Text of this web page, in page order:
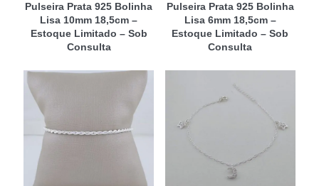
Pulseira Prata 925 Bolinha
Lisa 10mm 18,5cm –
Estoque Limitado – Sob
Consulta
Pulseira Prata 925 Bolinha
Lisa 6mm 18,5cm –
Estoque Limitado – Sob
Consulta